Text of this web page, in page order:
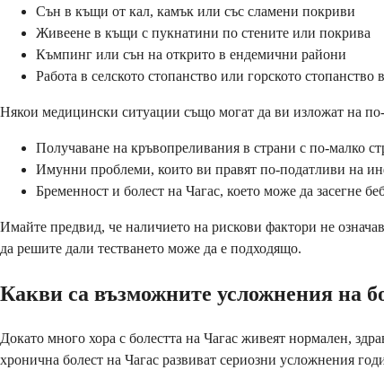
Сън в къщи от кал, камък или със сламени покриви
Живеене в къщи с пукнатини по стените или покрива
Къмпинг или сън на открито в ендемични райони
Работа в селското стопанство или горското стопанство
Някои медицински ситуации също могат да ви изложат на
Получаване на кръвопреливания в страни с по-малко
Имунни проблеми, които ви правят по-податливи на
Бременност и болест на Чагас, което може да засегне
Имайте предвид, че наличието на рискови фактори не
да решите дали тестването може да е подходящо.
Какви са възможните усложнения на
Докато много хора с болестта на Чагас живеят нормален,
хронична болест на Чагас развиват сериозни усложнения